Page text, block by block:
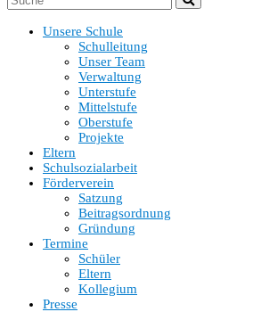
Unsere Schule
Schulleitung
Unser Team
Verwaltung
Unterstufe
Mittelstufe
Oberstufe
Projekte
Eltern
Schulsozialarbeit
Förderverein
Satzung
Beitragsordnung
Gründung
Termine
Schüler
Eltern
Kollegium
Presse